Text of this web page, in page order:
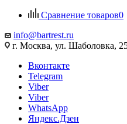
Сравнение товаров0
info@bartrest.ru
г. Москва, ул. Шаболовка,
Вконтакте
Telegram
Viber
Viber
WhatsApp
Яндекс.Дзен